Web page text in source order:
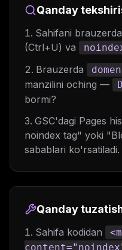
Qanday
Sahifani
(Ctrl+U) va
Brauzerda
manzilini oching —
bormi?
GSC'dagi Pages
noindex tag" yoki
sabablari ko'rsatiladi.
Qanday
Sahifa kodidan